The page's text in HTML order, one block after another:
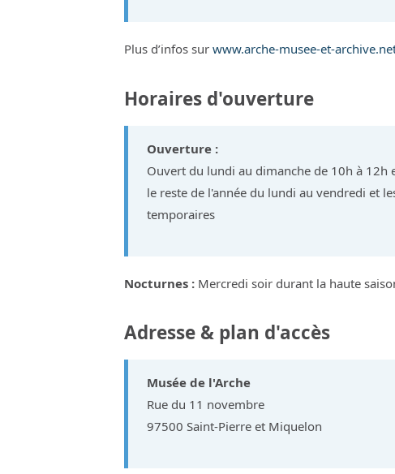
Plus d’infos sur www.arche-musee-et-
Horaires d'ouverture
Ouverture :
Ouvert du lundi au dimanche de 10h à
le reste de l'année du lundi au vendredi et
temporaires
Nocturnes : Mercredi soir durant la haute
Adresse & plan d'accès
Musée de l'Arche
Rue du 11 novembre
97500 Saint-Pierre et Miquelon